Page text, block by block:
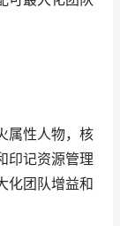
属性人物，核
印记资源管理
化团队增益和